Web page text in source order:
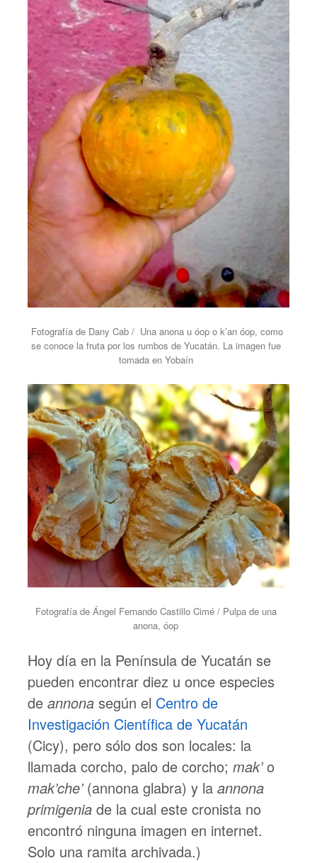
Fotografía de Dany Cab / Una anona u óop o k’an óop, como
se conoce la fruta por los rumbos de Yucatán. La imagen fue
tomada en Yobaín
Fotografía de Ángel Fernando Castillo Cimé / Pulpa de una
anona, óop
Hoy día en la Península de Yucatán se
pueden encontrar diez u once especies
de annona según el Centro de
Investigación Científica de Yucatán
(Cicy), pero sólo dos son locales: la
llamada corcho, palo de corcho; mak’o
mak’che’(annona glabra) y la annona
primigenia de la cual este cronista no
encontró ninguna imagen en internet.
Solo una ramita archivada.)